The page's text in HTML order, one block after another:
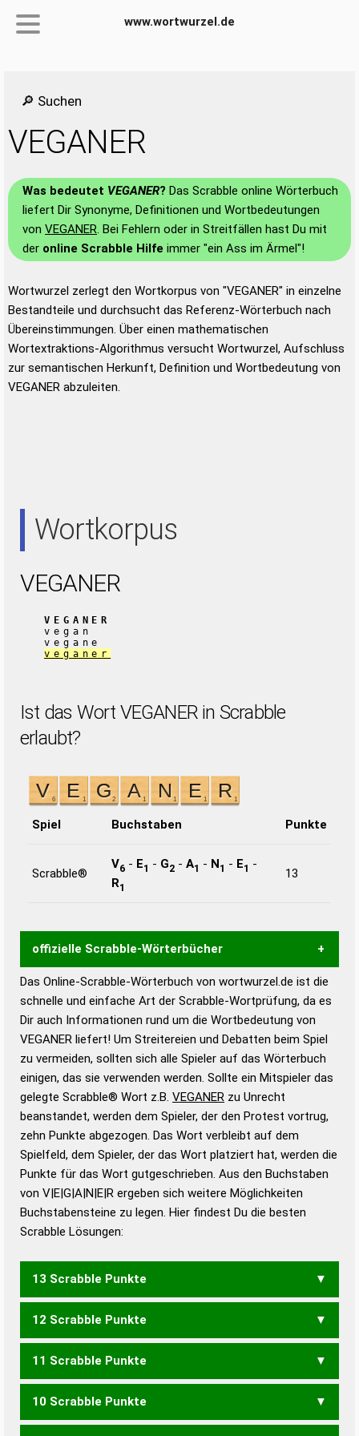
www.wortwurzel.de
🔎 Suchen
VEGANER
Was bedeutet VEGANER? Das Scrabble online Wörterbuch
liefert Dir Synonyme, Definitionen und Wortbedeutungen
von VEGANER. Bei Fehlern oder in Streitfällen hast Du mit
der online Scrabble Hilfe immer "ein Ass im Ärmel"!
Wortwurzel zerlegt den Wortkorpus von "VEGANER" in einzelne
Bestandteile und durchsucht das Referenz-Wörterbuch nach
Übereinstimmungen. Über einen mathematischen
Wortextraktions-Algorithmus versucht Wortwurzel, Aufschluss
zur semantischen Herkunft, Definition und Wortbedeutung von
VEGANER abzuleiten.
Wortkorpus
VEGANER
VEGANER
vegan
vegane
veganer
Ist das Wort VEGANER in Scrabble
erlaubt?
Spiel Buchstaben Punkte
Scrabble®
V6 - E1 - G2 - A1 - N1 - E1 -
R1
13
offizielle Scrabble-Wörterbücher
Wortwurzel liefert mit Hilfe eines semantischen
Wortanalyse-Algorithmus gute Anhaltspunkte zu
Wortbedeutung, Worttrennung und Wortform, um die
Gültigkeit eines Wortes für das Scrabble-Spiel zu
bestimmen!
zugelassene Turnier Scrabble-
Wörterbücher sind:
Duden – Standardwerk in 12 Bänden
Duden – Richtiges und gutes
Deutsch
Duden – Die deutsche Grammatik
Duden – Deutsches
Das Online-Scrabble-Wörterbuch von wortwurzel.de ist die
schnelle und einfache Art der Scrabble-Wortprüfung, da es
Dir auch Informationen rund um die Wortbedeutung von
VEGANER liefert! Um Streitereien und Debatten beim Spiel
zu vermeiden, sollten sich alle Spieler auf das Wörterbuch
einigen, das sie verwenden werden. Sollte ein Mitspieler das
gelegte Scrabble® Wort z.B. VEGANER zu Unrecht
beanstandet, werden dem Spieler, der den Protest vortrug,
zehn Punkte abgezogen. Das Wort verbleibt auf dem
Spielfeld, dem Spieler, der das Wort platziert hat, werden die
Punkte für das Wort gutgeschrieben. Aus den Buchstaben
von V|E|G|A|N|E|R ergeben sich weitere Möglichkeiten
Buchstabensteine zu legen. Hier findest Du die besten
Scrabble Lösungen:
13 Scrabble Punkte
VAGEREN
12 Scrabble Punkte
VAGERE VERENG
11 Scrabble Punkte
GRAVE VAGEN VAGER
10 Scrabble Punkte